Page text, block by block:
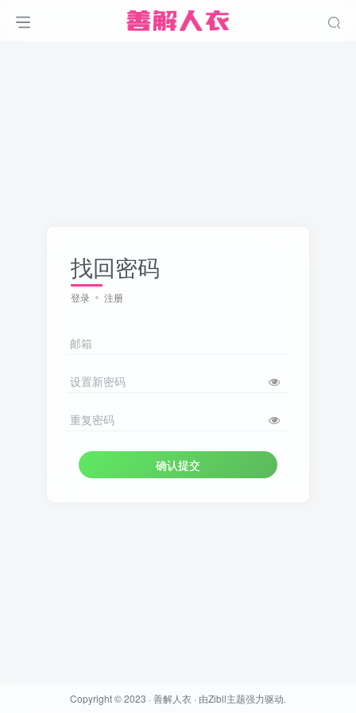
找回密码
登录 注册
邮箱
设置新密码
重复密码
确认提交
Copyright © 2023 · 善解人衣 · 由Zibll主题强力驱动.